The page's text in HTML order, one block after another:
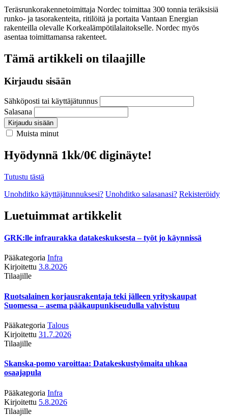
Teräsrunkorakennetoimittaja Nordec toimittaa 300 tonnia teräksisiä
runko- ja tasorakenteita, ritilöitä ja portaita Vantaan Energian
rakenteilla olevalle Korkealämpötilalaitokselle. Nordec myös
asentaa toimittamansa rakenteet.
Tämä artikkeli on tilaajille
Kirjaudu sisään
Sähköposti tai käyttäjätunnus
Salasana
Kirjaudu sisään
Muista minut
Hyödynnä 1kk/0€ diginäyte!
Tutustu tästä
Unohditko käyttäjätunnuksesi? Unohditko salasanasi? Rekisteröidy
Luetuimmat artikkelit
GRK:lle infraurakka datakeskuksesta – työt jo käynnissä
Pääkategoria Infra
Kirjoitettu 3.8.2026
Tilaajille
Ruotsalainen korjausrakentaja teki jälleen yrityskaupat
Suomessa – asema pääkaupunkiseudulla vahvistuu
Pääkategoria Talous
Kirjoitettu 31.7.2026
Tilaajille
Skanska-pomo varoittaa: Datakeskustyömaita uhkaa
osaajapula
Pääkategoria Infra
Kirjoitettu 5.8.2026
Tilaajille